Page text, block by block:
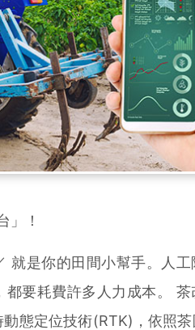
」！
就是你的田間小幫手。人
都要耗費許多人力成本。
態定位技術(RTK)，依照